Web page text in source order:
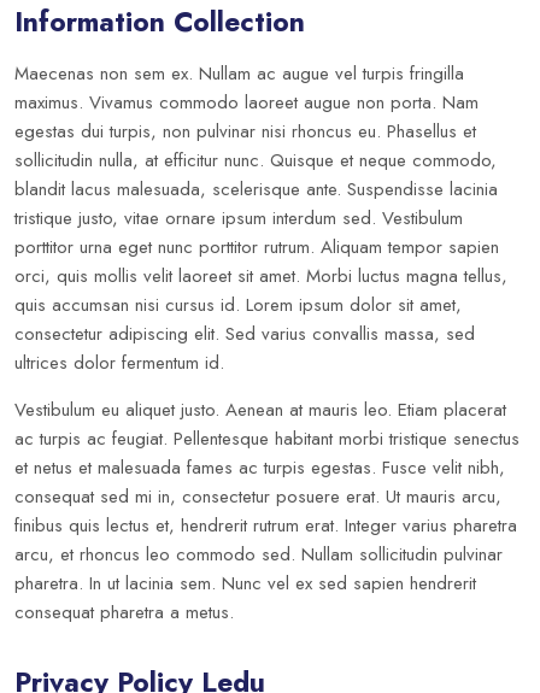
Information Collection
Maecenas non sem ex. Nullam ac augue vel turpis fringilla
maximus. Vivamus commodo laoreet augue non porta. Nam
egestas dui turpis, non pulvinar nisi rhoncus eu. Phasellus et
sollicitudin nulla, at efficitur nunc. Quisque et neque commodo,
blandit lacus malesuada, scelerisque ante. Suspendisse lacinia
tristique justo, vitae ornare ipsum interdum sed. Vestibulum
porttitor urna eget nunc porttitor rutrum. Aliquam tempor sapien
orci, quis mollis velit laoreet sit amet. Morbi luctus magna tellus,
quis accumsan nisi cursus id. Lorem ipsum dolor sit amet,
consectetur adipiscing elit. Sed varius convallis massa, sed
ultrices dolor fermentum id.
Vestibulum eu aliquet justo. Aenean at mauris leo. Etiam placerat
ac turpis ac feugiat. Pellentesque habitant morbi tristique senectus
et netus et malesuada fames ac turpis egestas. Fusce velit nibh,
consequat sed mi in, consectetur posuere erat. Ut mauris arcu,
finibus quis lectus et, hendrerit rutrum erat. Integer varius pharetra
arcu, et rhoncus leo commodo sed. Nullam sollicitudin pulvinar
pharetra. In ut lacinia sem. Nunc vel ex sed sapien hendrerit
consequat pharetra a metus.
Privacy Policy Ledu